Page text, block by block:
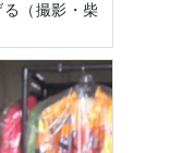
（撮影・柴